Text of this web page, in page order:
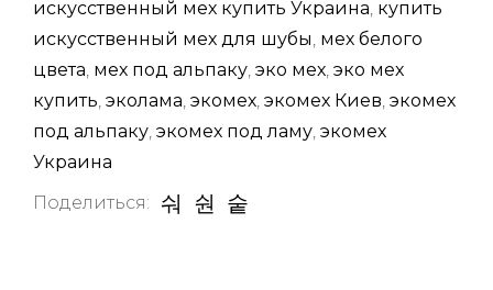
искусственный мех купить Украина, купить
искусственный мех для шубы, мех белого
цвета, мех под альпаку, эко мех, эко мех
купить, эколама, экомех, экомех Киев, экомех
под альпаку, экомех под ламу, экомех
Украина
Поделиться: